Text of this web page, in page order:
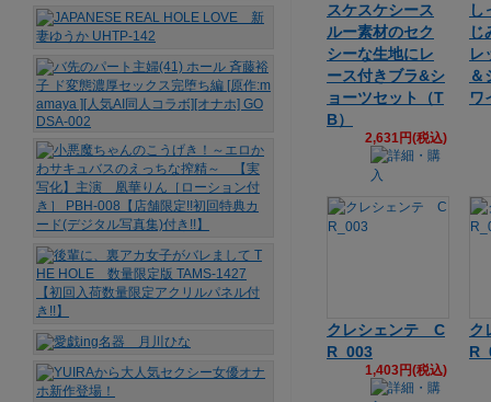
スケスケシース
ルー素材のセク
シーな生地にレ
ース付きブラ&シ
ョーツセット（T
B）
2,631円(税込)
し
じ
レ
ワ
クレシェンテ C
R_003
1,403円(税込)
ク